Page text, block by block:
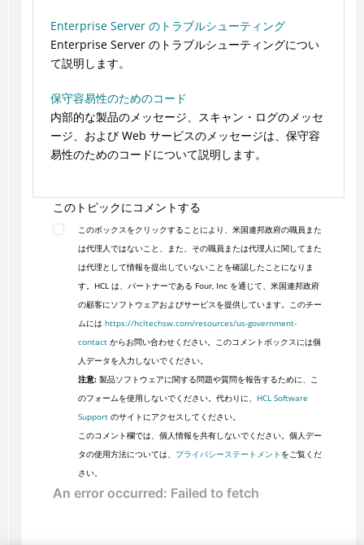
Enterprise Server のトラブルシューティング
Enterprise Server のトラブルシューティングについ
て説明します。
保守容易性のためのコード
内部的な製品のメッセージ、スキャン・ログのメッセ
ージ、および Web サービスのメッセージは、保守容
易性のためのコードについて説明します。
このトピックにコメントする
このボックスをクリックすることにより、米国連邦政府の職員また
は代理人ではないこと、また、その職員または代理人に関してまた
は代理として情報を提出していないことを確認したことになりま
す。HCL は、パートナーである Four, Inc を通じて、米国連邦政府
の顧客にソフトウェアおよびサービスを提供しています。このチー
ムには https://hcltechsw.com/resources/us-government-
contactからお問い合わせください。このコメントボックスには個
人データを入力しないでください。
注意:製品ソフトウェアに関する問題や質問を報告するために、こ
のフォームを使用しないでください。代わりに、 HCL Software
Supportのサイトにアクセスしてください。
このコメント欄では、個人情報を共有しないでください。個人デー
タの使用方法については、 プライバシーステートメント をご覧くだ
さい。